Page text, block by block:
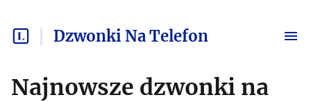
Dzwonki Na Telefon
Najnowsze dzwonki na